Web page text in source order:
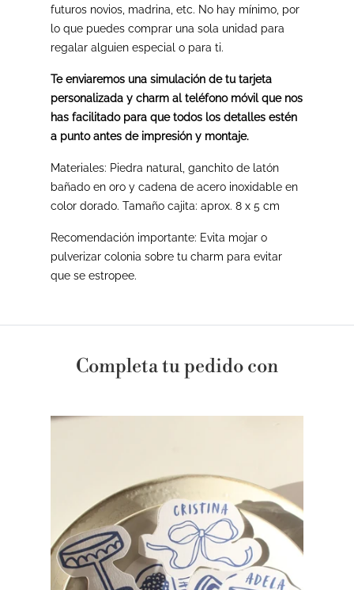
futuros novios, madrina, etc. No hay mínimo, por
lo que puedes comprar una sola unidad para
regalar alguien especial o para ti.
Te enviaremos una simulación de tu tarjeta
personalizada y charm al teléfono móvil que nos
has facilitado para que todos los detalles estén
a punto antes de impresión y montaje.
Materiales: Piedra natural, ganchito de latón
bañado en oro y cadena de acero inoxidable en
color dorado. Tamaño cajita: aprox. 8 x 5 cm
Recomendación importante: Evita mojar o
pulverizar colonia sobre tu charm para evitar
que se estropee.
Completa tu pedido con